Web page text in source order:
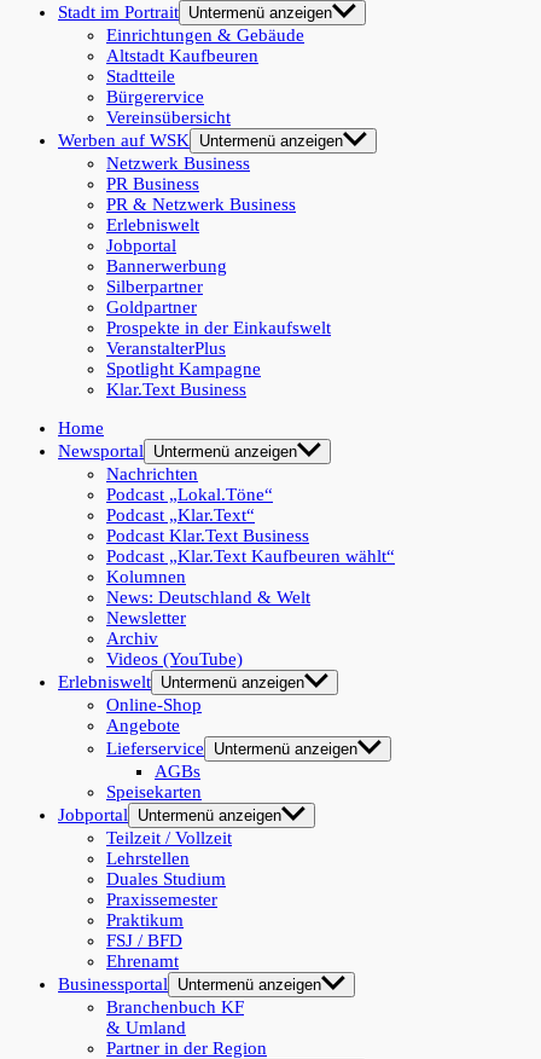
Stadt im Portrait Untermenü anzeigen
Einrichtungen & Gebäude
Altstadt Kaufbeuren
Stadtteile
Bürgerervice
Vereinsübersicht
Werben auf WSK
Untermenü anzeigen
Netzwerk Business
PR Business
PR & Netzwerk Business
Erlebniswelt
Jobportal
Bannerwerbung
Silberpartner
Goldpartner
Prospekte in der Einkaufswelt
VeranstalterPlus
Spotlight Kampagne
Klar.Text Business
Home
Newsportal
Untermenü anzeigen
Nachrichten
Podcast „Lokal.Töne“
Podcast „Klar.Text“
Podcast Klar.Text Business
Podcast „Klar.Text Kaufbeuren wählt“
Kolumnen
News: Deutschland & Welt
Newsletter
Archiv
Videos (YouTube)
Erlebniswelt Untermenü anzeigen
Online-Shop
Angebote
Lieferservice
Untermenü anzeigen
AGBs
Speisekarten
Jobportal
Untermenü anzeigen
Teilzeit / Vollzeit
Lehrstellen
Duales Studium
Praxissemester
Praktikum
FSJ / BFD
Ehrenamt
Businessportal
Untermenü anzeigen
Branchenbuch KF
& Umland
Partner in der Region